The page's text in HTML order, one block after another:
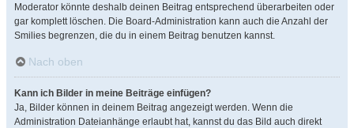
Moderator könnte deshalb deinen Beitrag entsprechend überarbeiten oder
gar komplett löschen. Die Board-Administration kann auch die Anzahl der
Smilies begrenzen, die du in einem Beitrag benutzen kannst.
Nach oben
Kann ich Bilder in meine Beiträge einfügen?
Ja, Bilder können in deinem Beitrag angezeigt werden. Wenn die
Administration Dateianhänge erlaubt hat, kannst du das Bild auch direkt